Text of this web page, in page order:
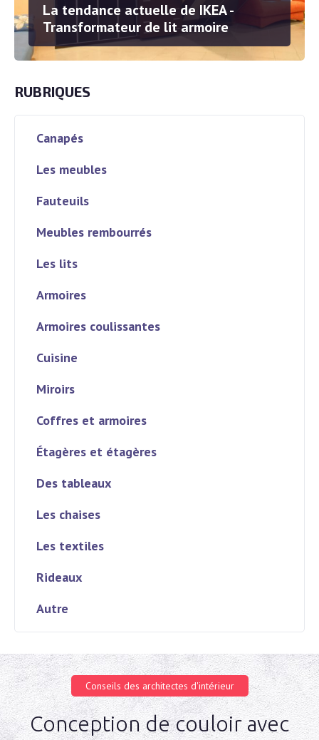
La tendance actuelle de IKEA -
Transformateur de lit armoire
RUBRIQUES
Canapés
Les meubles
Fauteuils
Meubles rembourrés
Les lits
Armoires
Armoires coulissantes
Cuisine
Miroirs
Coffres et armoires
Étagères et étagères
Des tableaux
Les chaises
Les textiles
Rideaux
Autre
Conseils des architectes d'intérieur
Conception de couloir avec